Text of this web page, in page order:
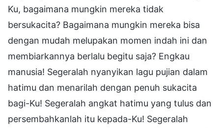
Ku, bagaimana mungkin mereka tidak
bersukacita? Bagaimana mungkin mereka bisa
dengan mudah melupakan momen indah ini dan
membiarkannya berlalu begitu saja? Engkau
manusia! Segeralah nyanyikan lagu pujian dalam
hatimu dan menarilah dengan penuh sukacita
bagi-Ku! Segeralah angkat hatimu yang tulus dan
persembahkanlah itu kepada-Ku! Segeralah